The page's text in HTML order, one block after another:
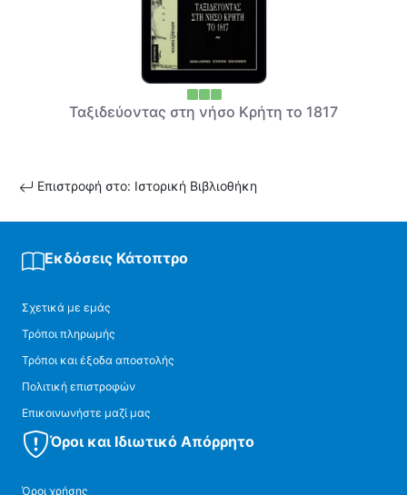
Ταξιδεύοντας στη νήσο Κρήτη το 1817
Επιστροφή στο: Ιστορική Βιβλιοθήκη
Εκδόσεις Κάτοπτρο
Σχετικά με εμάς
Τρόποι πληρωμής
Τρόποι και έξοδα αποστολής
Πολιτική επιστροφών
Επικοινωνήστε μαζί μας
Όροι και Ιδιωτικό Απόρρητο
Όροι χρήσης